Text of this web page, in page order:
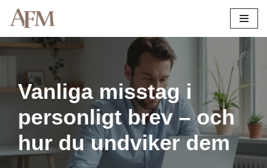
till
Vanliga misstag i
personligt brev – och
hur du undviker dem